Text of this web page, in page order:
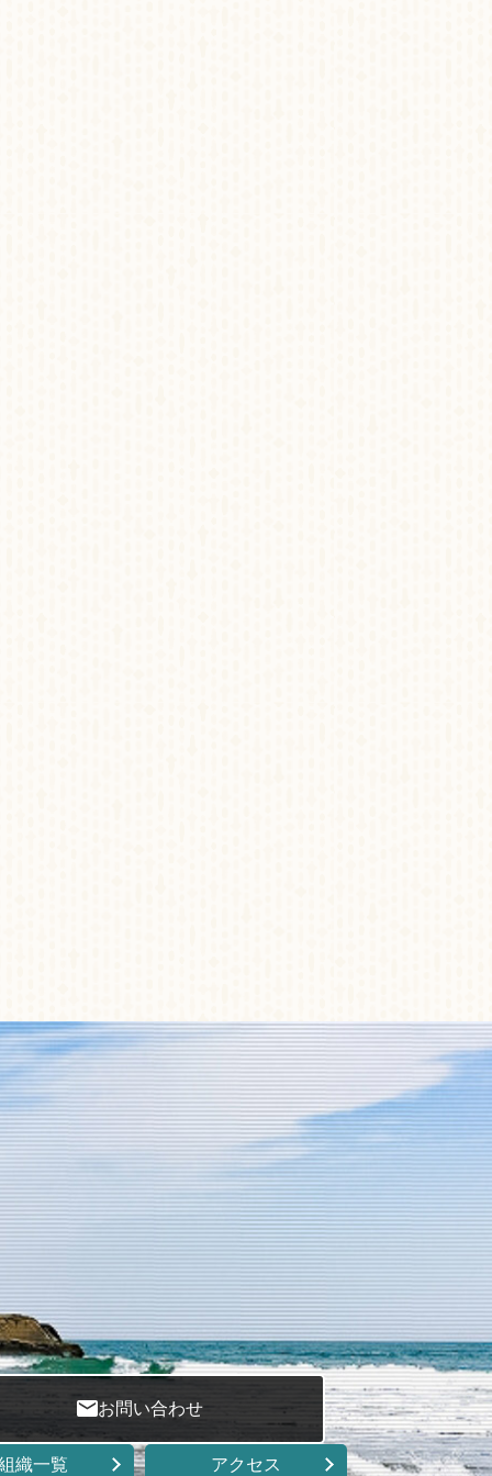
お問い合わせ
織一覧 アクセス